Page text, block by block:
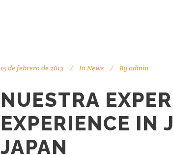
15 de febrero de 2013 InNews Byadmin
NUESTRA
EXPERIENCE IN
JAPAN